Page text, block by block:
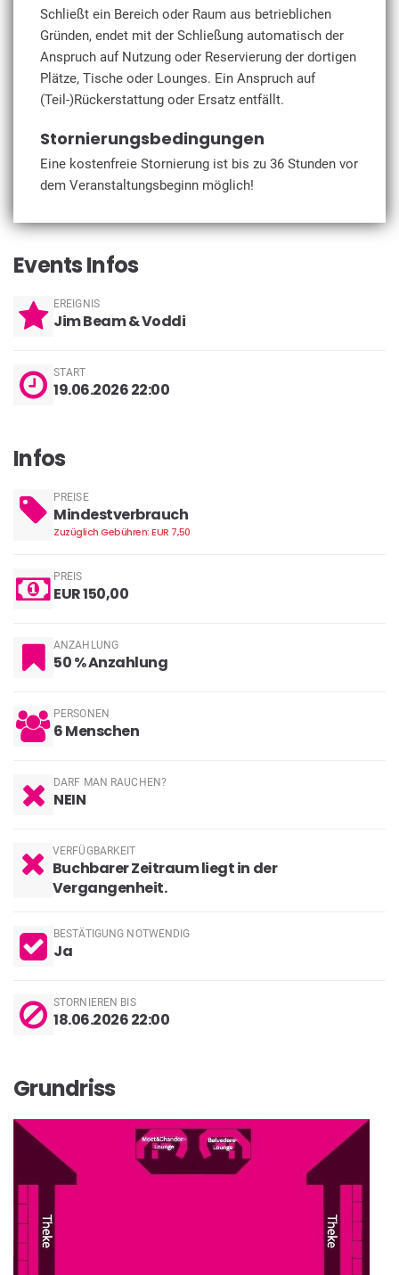
Schließt ein Bereich oder Raum aus betrieblichen
Gründen, endet mit der Schließung automatisch der
Anspruch auf Nutzung oder Reservierung der dortigen
Plätze, Tische oder Lounges. Ein Anspruch auf
(Teil-)Rückerstattung oder Ersatz entfällt.
Stornierungsbedingungen
Eine kostenfreie Stornierung ist bis zu 36 Stunden vor
dem Veranstaltungsbeginn möglich!
Events Infos
EREIGNIS
Jim Beam & Voddi
START
19.06.2026 22:00
Infos
PREISE
Mindestverbrauch
Zuzüglich Gebühren: EUR 7,50
PREIS
EUR 150,00
ANZAHLUNG
50 % Anzahlung
PERSONEN
6Menschen
DARF MAN RAUCHEN?
NEIN
VERFÜGBARKEIT
Buchbarer Zeitraum liegt in der
Vergangenheit.
BESTÄTIGUNG NOTWENDIG
Ja
STORNIEREN BIS
18.06.2026 22:00
Grundriss